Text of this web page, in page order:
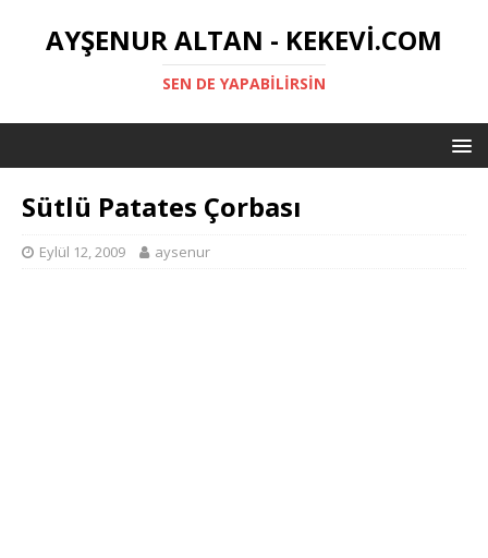
AYŞENUR ALTAN - KEKEVI.COM
SEN DE YAPABILIRSIN
Sütlü Patates Çorbası
Eylül 12, 2009 aysenur